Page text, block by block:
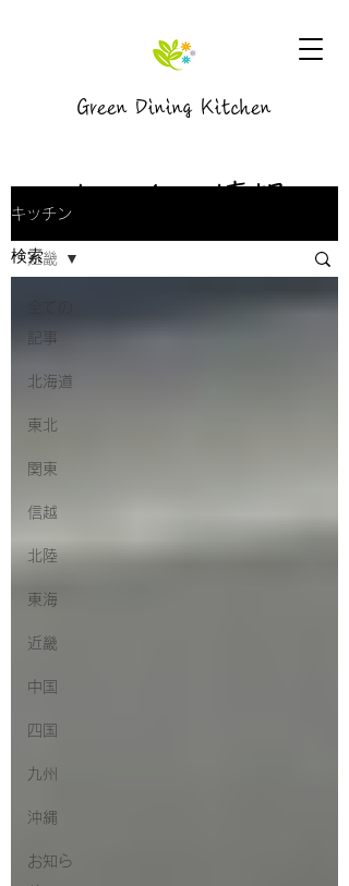
Green Dining Kitchen
キッチン情報
キッチン
記事
北海道
東北
関東
信越
北陸
東海
近畿
中国
四国
九州
沖縄
お知ら
近畿